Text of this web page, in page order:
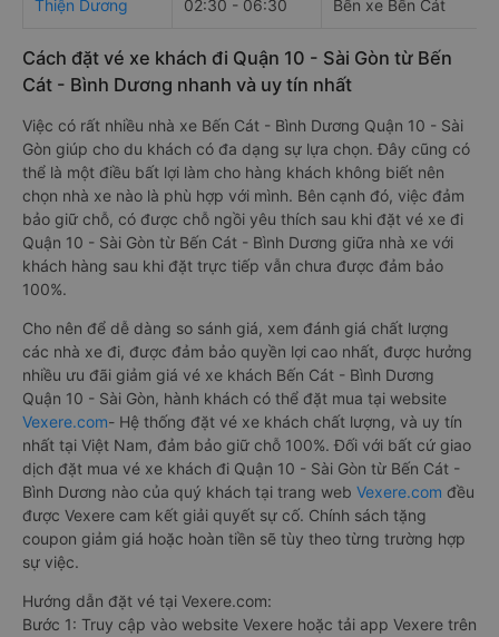
Thiện Dương 02:30 - 06:30 Bến xe Bến Cát
Cách đặt vé xe khách đi Quận 10 - Sài Gòn từ Bến
Cát - Bình Dương nhanh và uy tín nhất
Việc có rất nhiều nhà xe Bến Cát - Bình Dương Quận 10 - Sài
Gòn giúp cho du khách có đa dạng sự lựa chọn. Đây cũng có
thể là một điều bất lợi làm cho hàng khách không biết nên
chọn nhà xe nào là phù hợp với mình. Bên cạnh đó, việc đảm
bảo giữ chỗ, có được chỗ ngồi yêu thích sau khi đặt vé xe đi
Quận 10 - Sài Gòn từ Bến Cát - Bình Dương giữa nhà xe với
khách hàng sau khi đặt trực tiếp vẫn chưa được đảm bảo
100%.
Cho nên để dễ dàng so sánh giá, xem đánh giá chất lượng
các nhà xe đi, được đảm bảo quyền lợi cao nhất, được hưởng
nhiều ưu đãi giảm giá vé xe khách Bến Cát - Bình Dương
Quận 10 - Sài Gòn, hành khách có thể đặt mua tại website
Vexere.com- Hệ thống đặt vé xe khách chất lượng, và uy tín
nhất tại Việt Nam, đảm bảo giữ chỗ 100%. Đối với bất cứ giao
dịch đặt mua vé xe khách đi Quận 10 - Sài Gòn từ Bến Cát -
Bình Dương nào của quý khách tại trang web Vexere.com đều
được Vexere cam kết giải quyết sự cố. Chính sách tặng
coupon giảm giá hoặc hoàn tiền sẽ tùy theo từng trường hợp
sự việc.
Hướng dẫn đặt vé tại Vexere.com:
Bước 1: Truy cập vào website Vexere hoặc tải app Vexere trên